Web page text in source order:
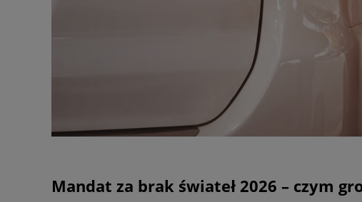
Mandat za brak świateł 2026 – czym